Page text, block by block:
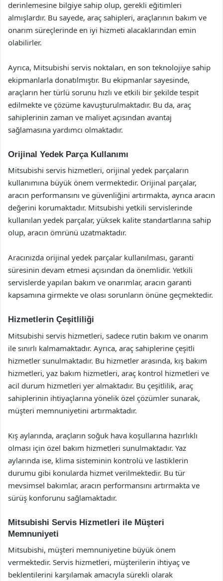
derinlemesine bilgiye sahip olup, gerekli eğitimleri
almışlardır. Bu sayede, araç sahipleri, araçlarının bakım ve
onarım süreçlerinde en iyi hizmeti alacaklarından emin
olabilirler.
Ayrıca, Mitsubishi servis noktaları, en son teknolojiye sahip
ekipmanlarla donatılmıştır. Bu ekipmanlar sayesinde,
araçların her türlü sorunu hızlı ve etkili bir şekilde tespit
edilmekte ve çözüme kavuşturulmaktadır. Bu da, araç
sahiplerinin zaman ve maliyet açısından avantaj
sağlamasına yardımcı olmaktadır.
Orijinal Yedek Parça Kullanımı
Mitsubishi servis hizmetleri, orijinal yedek parçaların
kullanımına büyük önem vermektedir. Orijinal parçalar,
aracın performansını ve güvenliğini artırmakta, ayrıca aracın
değerini korumaktadır. Mitsubishi yetkili servislerinde
kullanılan yedek parçalar, yüksek kalite standartlarına sahip
olup, aracın ömrünü uzatmaktadır.
Aracınızda orijinal yedek parçalar kullanılması, garanti
süresinin devam etmesi açısından da önemlidir. Yetkili
servislerde yapılan bakım ve onarımlar, aracın garanti
kapsamına girmekte ve olası sorunların önüne geçmektedir.
Hizmetlerin Çeşitliliği
Mitsubishi servis hizmetleri, sadece rutin bakım ve onarım
ile sınırlı kalmamaktadır. Ayrıca, araç sahiplerine çeşitli
hizmetler sunulmaktadır. Bu hizmetler arasında, kış bakım
hizmetleri, yaz bakım hizmetleri, araç kontrol hizmetleri ve
acil durum hizmetleri yer almaktadır. Bu çeşitlilik, araç
sahiplerinin ihtiyaçlarına yönelik özel çözümler sunarak,
müşteri memnuniyetini artırmaktadır.
Kış aylarında, araçların soğuk hava koşullarına hazırlıklı
olması için özel bakım hizmetleri sunulmaktadır. Yaz
aylarında ise, klima sisteminin kontrolü ve lastiklerin
durumu gibi konularda hizmet verilmektedir. Bu tür
mevsimsel bakımlar, aracın performansını artırmakta ve
sürüş konforunu sağlamaktadır.
Mitsubishi Servis Hizmetleri ile Müşteri
Memnuniyeti
Mitsubishi, müşteri memnuniyetine büyük önem
vermektedir. Servis hizmetleri, müşterilerin ihtiyaç ve
beklentilerini karşılamak amacıyla sürekli olarak